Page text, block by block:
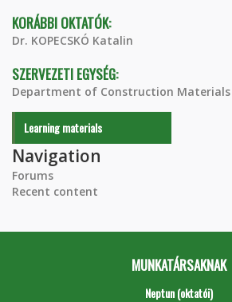
KORÁBBI OKTATÓK:
Dr. KOPECSKÓ Katalin
SZERVEZETI EGYSÉG:
Department of Construction Materials
Learning materials
Navigation
Forums
Recent content
MUNKATÁRSAKNAK
Neptun (oktatói)